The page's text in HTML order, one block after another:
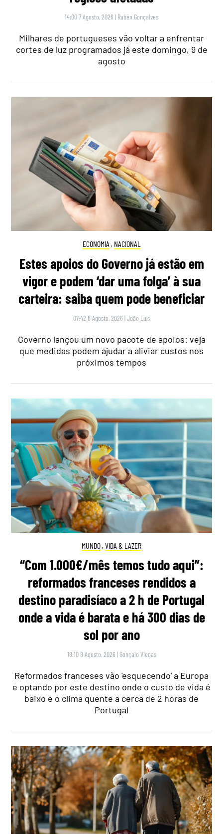
14:00 7 Agosto, 2026 | Rubén Gonçalves
Milhares de portugueses vão voltar a enfrentar
cortes de luz programados já este domingo, 9 de
agosto
ECONOMIA , NACIONAL
Estes apoios do Governo já estão em
vigor e podem ‘dar uma folga’ à sua
carteira: saiba quem pode beneficiar
07:42 8 Agosto, 2026 |João Luís
Governo lançou um novo pacote de apoios: veja
que medidas podem ajudar a aliviar custos nos
próximos tempos
MUNDO, VIDA & LAZER
“Com 1.000€/mês temos tudo aqui”:
reformados franceses rendidos a
destino paradisíaco a 2 h de Portugal
onde a vida é barata e há 300 dias de
sol por ano
18:10 8 Agosto, 2026 | Gonçalo Viegas
Reformados franceses vão 'esquecendo' a Europa
e optando por este destino onde o custo de vida é
baixo e o clima quente a cerca de 2 horas de
Portugal